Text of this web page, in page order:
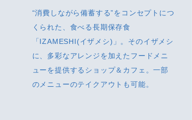
“消費しながら備蓄する”をコンセプトにつ
くられた、食べる長期保存食
「IZAMESHI(イザメシ)」。そのイザメシ
に、多彩なアレンジを加えたフードメニ
ューを提供するショップ＆カフェ。一部
のメニューのテイクアウトも可能。